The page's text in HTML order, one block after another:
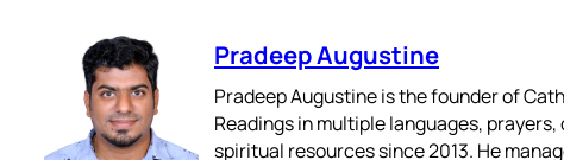
Pradeep Augustine
Pradeep Augustine is the founder of
Readings in multiple languages,
spiritual resources since 2013. He